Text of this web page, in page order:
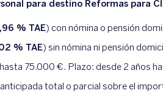
para destino Reformas para
% TAE) con nómina o pensión
% TAE) sin nómina ni pensión
75.000 €. Plazo: desde 2 años
total o parcial sobre el